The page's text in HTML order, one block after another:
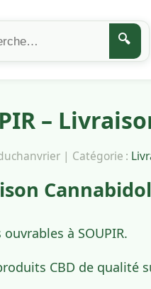
🔍
–
| Catégorie :
à SOUPIR.
CBD de qualité